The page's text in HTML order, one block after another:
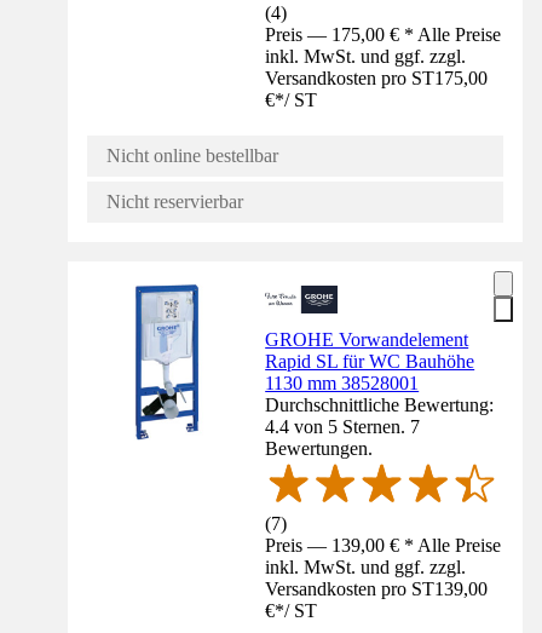
(4)
Preis — 175,00 € * Alle Preise
inkl. MwSt. und ggf. zzgl.
Versandkosten pro ST175,00
€*/ ST
Nicht online bestellbar
Nicht reservierbar
GROHE Vorwandelement
Rapid SL für WC Bauhöhe
1130 mm 38528001
Durchschnittliche Bewertung:
4.4 von 5 Sternen. 7
Bewertungen.
(7)
Preis — 139,00 € * Alle Preise
inkl. MwSt. und ggf. zzgl.
Versandkosten pro ST139,00
€*/ ST